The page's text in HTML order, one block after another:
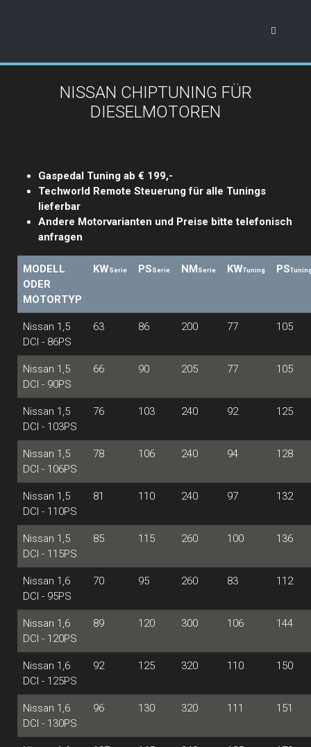
NISSAN CHIPTUNING FÜR
DIESELMOTOREN
Gaspedal Tuning ab € 199,-
Techworld Remote Steuerung für alle Tunings
lieferbar
Andere Motorvarianten und Preise bitte telefonisch
anfragen
MODELL
ODER
MOTORTYP
KWSerie PSSerie NMSerie KWTuning PS
Nissan 1,5
DCI - 86PS
63 86 200 77 105
Nissan 1,5
DCI - 90PS
66 90 205 77 105
Nissan 1,5
DCI - 103PS
76 103 240 92 125
Nissan 1,5
DCI - 106PS
78 106 240 94 128
Nissan 1,5
DCI - 110PS
81 110 240 97 132
Nissan 1,5
DCI - 115PS
85 115 260 100 136
Nissan 1,6
DCI - 95PS
70 95 260 83 112
Nissan 1,6
DCI - 120PS
89 120 300 106 144
Nissan 1,6
DCI - 125PS
92 125 320 110 150
Nissan 1,6
DCI - 130PS
96 130 320 111 151